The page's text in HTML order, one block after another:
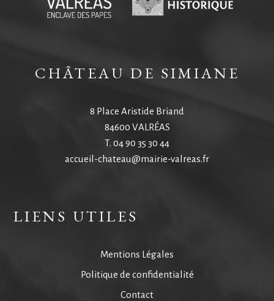
CHÂTEAU DE SIMIANE
8 Place Aristide Briand
84600 VALRÉAS
T. 04 90 35 30 44
accueil-chateau@mairie-valreas.fr
LIENS UTILES
Mentions Légales
Politique de confidentialité
Contact